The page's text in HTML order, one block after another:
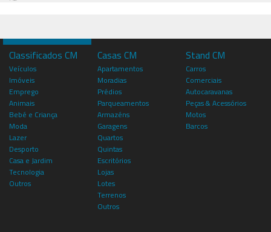
Classificados CM
Veículos
Imóveis
Emprego
Animais
Bebé e Criança
Moda
Lazer
Desporto
Casa e Jardim
Tecnologia
Outros
Casas CM
Apartamentos
Moradias
Prédios
Parqueamentos
Armazéns
Garagens
Quartos
Quintas
Escritórios
Lojas
Lotes
Terrenos
Outros
Stand CM
Carros
Comerciais
Autocaravanas
Peças & Acessórios
Motos
Barcos